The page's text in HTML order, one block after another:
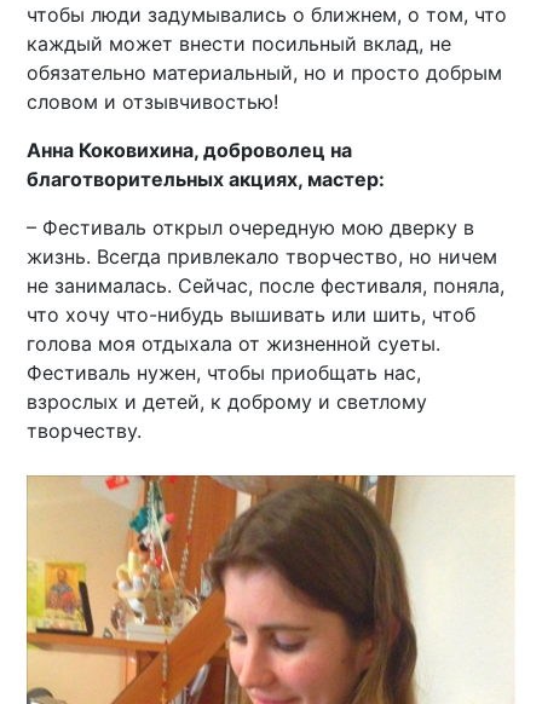
чтобы люди задумывались о ближнем, о том, что
каждый может внести посильный вклад, не
обязательно материальный, но и просто добрым
словом и отзывчивостью!
Анна Коковихина, доброволец на
благотворительных акциях, мастер:
– Фестиваль открыл очередную мою дверку в
жизнь. Всегда привлекало творчество, но ничем
не занималась. Сейчас, после фестиваля, поняла,
что хочу что-нибудь вышивать или шить, чтоб
голова моя отдыхала от жизненной суеты.
Фестиваль нужен, чтобы приобщать нас,
взрослых и детей, к доброму и светлому
творчеству.